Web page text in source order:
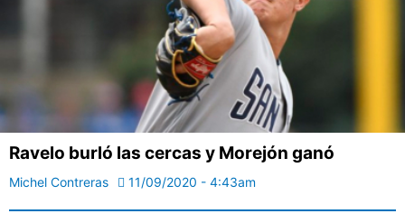
Ravelo burló las cercas y Morejón ganó
Michel Contreras 11/09/2020 - 4:43am